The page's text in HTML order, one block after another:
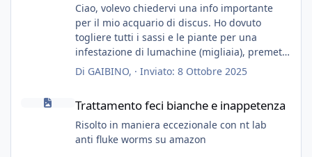
Ciao, volevo chiedervi una info importante
per il mio acquario di discus. Ho dovuto
togliere tutti i sassi e le piante per una
infestazione di lumachine (migliaia), premetto
che ho 3 discus, 8 coridoras, e una ventina di
cardinali, e tre pulitori in una vasca con 200
Ho già tolto migliaia di lumachine e non
esagero.
Ora vorrei togliere tutto il fondo che ho, scuro
Di GAIBINO, · Inviato: 8 Ottobre 2025
Trattamento feci bianche e inappetenza
Trattamento feci bianche e inappetenza
Risolto in maniera eccezionale con nt lab
anti fluke worms su amazon